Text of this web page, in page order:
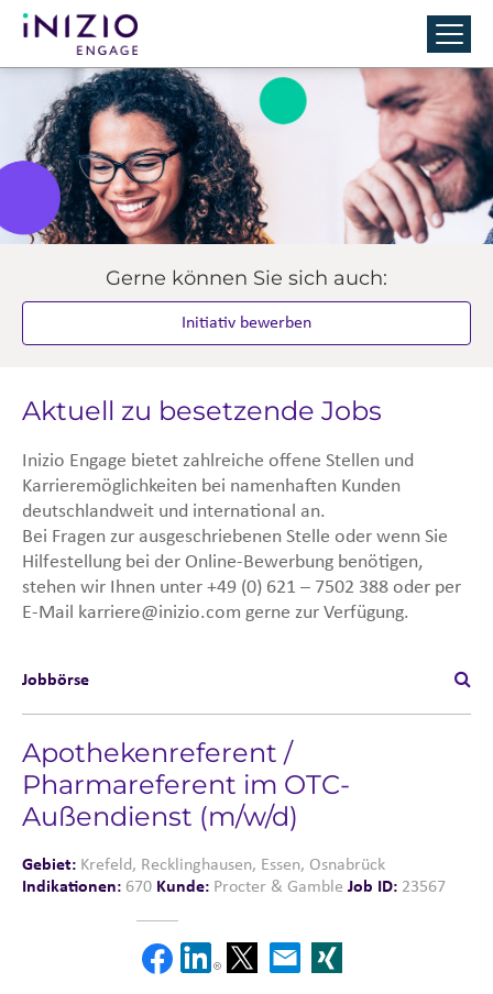
Gerne können Sie sich auch:
Initiativ bewerben
Aktuell zu besetzende Jobs
Inizio Engage bietet zahlreiche offene Stellen und
Karrieremöglichkeiten bei namenhaften Kunden
deutschlandweit und international an.
Bei Fragen zur ausgeschriebenen Stelle oder wenn Sie
Hilfestellung bei der Online-Bewerbung benötigen,
stehen wir Ihnen unter +49 (0) 621 – 7502 388 oder per
E-Mail karriere@inizio.com gerne zur Verfügung.
Jobbörse
Apotheken­referent /
Pharmareferent im OTC-
Außendienst (m/w/d)
Gebiet: Krefeld, Recklinghausen, Essen, Osnabrück
Indikationen: 670 Kunde: Procter & Gamble Job ID: 23567